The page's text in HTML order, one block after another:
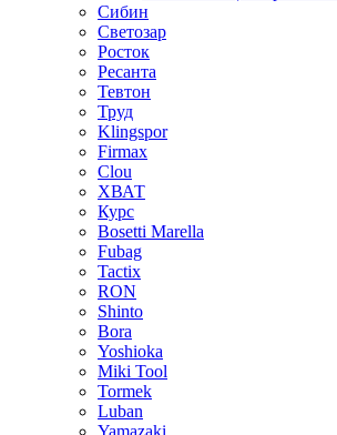
Сибин
Светозар
Росток
Ресанта
Тевтон
Труд
Klingspor
Firmax
Clou
XВАТ
Курс
Bosetti Marella
Fubag
Tactix
RON
Shinto
Bora
Yoshioka
Miki Tool
Tormek
Luban
Yamazaki